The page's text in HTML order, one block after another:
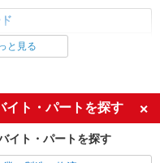
タッフ
福３０９－８
詳細を見る
ル（40代～）活躍中
勤OK
費支給
と見る
イト・パートを探す
イト・パートを探す